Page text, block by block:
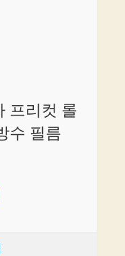
프리컷 롤
수 필름